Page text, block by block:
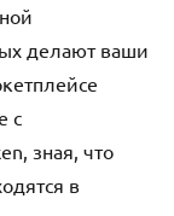
делают ваши
с
зная, что
в